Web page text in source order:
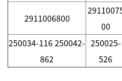
2911006800
00
250034-116 250042-
862
250025-
526